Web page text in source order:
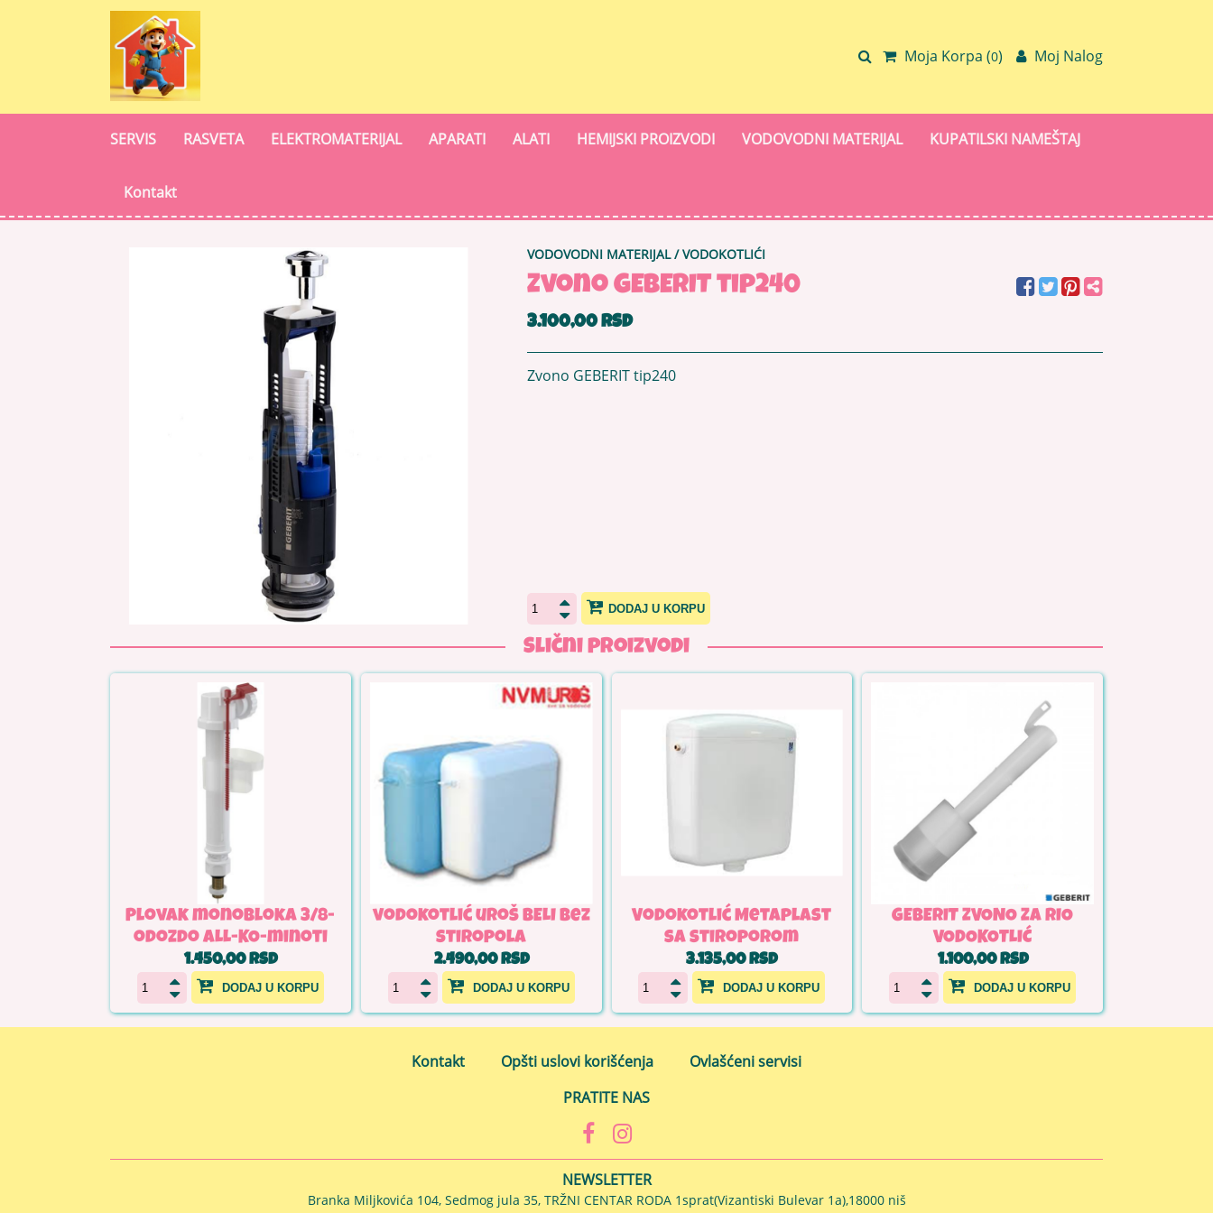
Moja Korpa (0) Moj Nalog
SERVIS RASVETA ELEKTROMATERIJAL APARATI ALATI HEMIJSKI PROIZVODI VODOVODNI MATERIJAL KUPATILSKI NAMEŠTAJ
Kontakt
VODOVODNI MATERIJAL/VODOKOTLIĆI
Zvono GEBERIT tip240
3.100,00 RSD
Zvono GEBERIT tip240
DODAJ U KORPU
Slični proizvodi
Plovak monobloka 3/8-
odozdo ALL-KO-minoti
1.450,00 RSD
DODAJ U KORPU
vodokotlić uroš BELI bez
stiropola
2.490,00 RSD
DODAJ U KORPU
Vodokotlić Metaplast
sa stiroporom
3.135,00 RSD
DODAJ U KORPU
GEBERIT ZVONO ZA RIO
VODOKOTLIĆ
1.100,00 RSD
DODAJ U KORPU
Kontakt Opšti uslovi korišćenja
Ovlašćeni servisi
PRATITE NAS
NEWSLETTER
Branka Miljkovića 104, Sedmog jula 35, TRŽNI CENTAR RODA 1sprat(Vizantiski Bulevar 1a),18000 niš